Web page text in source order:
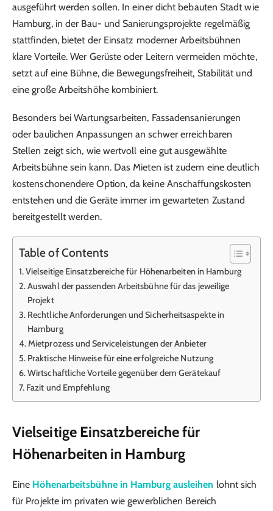
ausgeführt werden sollen. In einer dicht bebauten Stadt wie
Hamburg, in der Bau- und Sanierungsprojekte regelmäßig
stattfinden, bietet der Einsatz moderner Arbeitsbühnen
klare Vorteile. Wer Gerüste oder Leitern vermeiden möchte,
setzt auf eine Bühne, die Bewegungsfreiheit, Stabilität und
eine große Arbeitshöhe kombiniert.
Besonders bei Wartungsarbeiten, Fassadensanierungen
oder baulichen Anpassungen an schwer erreichbaren
Stellen zeigt sich, wie wertvoll eine gut ausgewählte
Arbeitsbühne sein kann. Das Mieten ist zudem eine deutlich
kostenschonendere Option, da keine Anschaffungskosten
entstehen und die Geräte immer im gewarteten Zustand
bereitgestellt werden.
Table of Contents
Vielseitige Einsatzbereiche für Höhenarbeiten in Hamburg
Auswahl der passenden Arbeitsbühne für das jeweilige
Projekt
Rechtliche Anforderungen und Sicherheitsaspekte in
Hamburg
Mietprozess und Serviceleistungen der Anbieter
Praktische Hinweise für eine erfolgreiche Nutzung
Wirtschaftliche Vorteile gegenüber dem Gerätekauf
Fazit und Empfehlung
Vielseitige Einsatzbereiche für
Höhenarbeiten in Hamburg
Eine Höhenarbeitsbühne in Hamburg ausleihen lohnt sich
für Projekte im privaten wie gewerblichen Bereich